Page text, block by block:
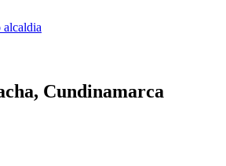
Cundinamarca